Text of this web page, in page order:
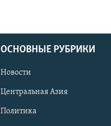
ОСНОВНЫЕ РУБРИКИ
Новости
Центральная Азия
Политика